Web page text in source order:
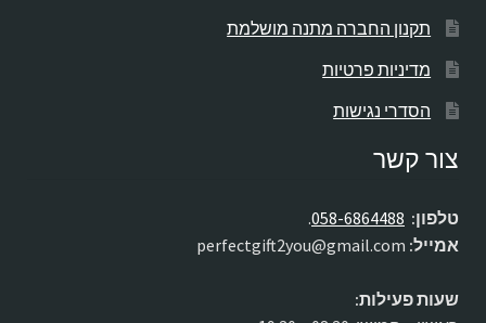
תקנון החברה מתנה מושלמת
מדיניות פרטיות
הסדרי נגישות
צור קשר
טלפון: 058-6864488
.
אמייל:
שעות פעילות: